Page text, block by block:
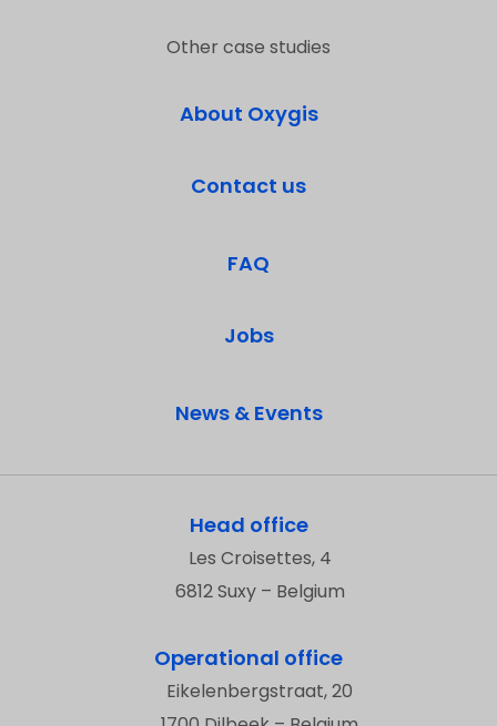
Other case studies
About Oxygis
Contact us
FAQ
Jobs
News & Events
Head office
Les Croisettes, 4
6812 Suxy – Belgium
Operational office
Eikelenbergstraat, 20